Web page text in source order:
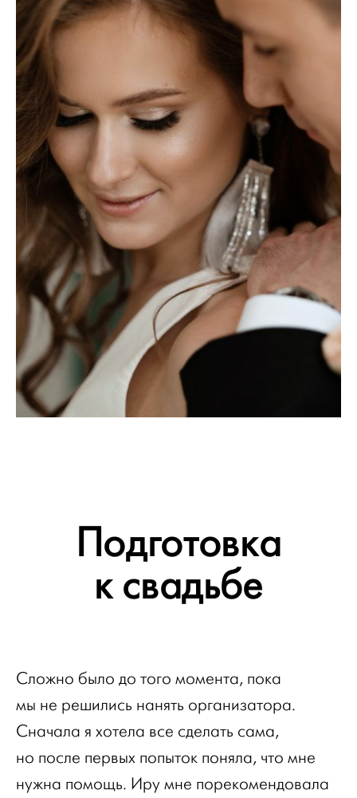
Подготовка
к свадьбе
Сложно было до того момента, пока
мы не решились нанять организатора.
Сначала я хотела все сделать сама,
но после первых попыток поняла, что мне
нужна помощь. Иру мне порекомендовала